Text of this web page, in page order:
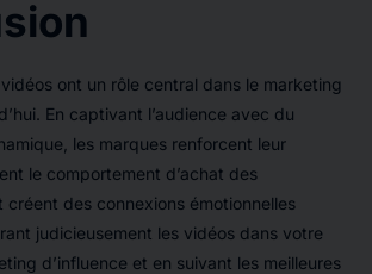
ont un rôle central dans le marketing
En captivant l’audience avec du
les marques renforcent leur
le comportement d’achat des
créent des connexions émotionnelles
judicieusement les vidéos dans votre
d’influence et en suivant les meilleures